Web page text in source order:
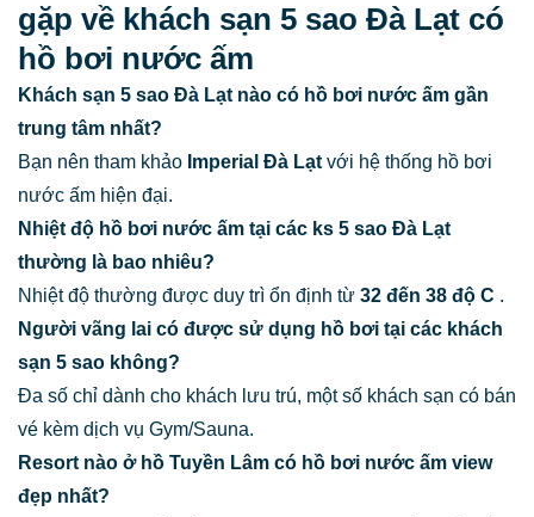
gặp về khách sạn 5 sao Đà Lạt có
hồ bơi nước ấm
Khách sạn 5 sao Đà Lạt nào có hồ bơi nước ấm gần
trung tâm nhất?
Bạn nên tham khảo Imperial Đà Lạt với hệ thống hồ bơi
nước ấm hiện đại.
Nhiệt độ hồ bơi nước ấm tại các ks 5 sao Đà Lạt
thường là bao nhiêu?
Nhiệt độ thường được duy trì ổn định từ 32 đến 38 độ C .
Người vãng lai có được sử dụng hồ bơi tại các khách
sạn 5 sao không?
Đa số chỉ dành cho khách lưu trú, một số khách sạn có bán
vé kèm dịch vụ Gym/Sauna.
Resort nào ở hồ Tuyền Lâm có hồ bơi nước ấm view
đẹp nhất?